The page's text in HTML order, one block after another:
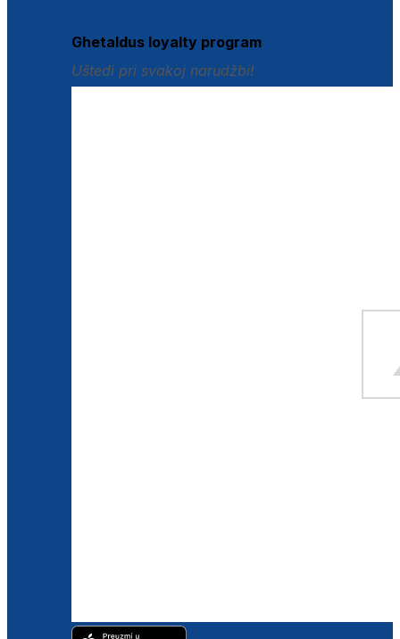
Ghetaldus loyalty program
Uštedi pri svakoj narudžbi!